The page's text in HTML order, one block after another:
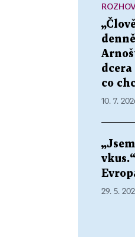
co
10. 7.
29. 5.